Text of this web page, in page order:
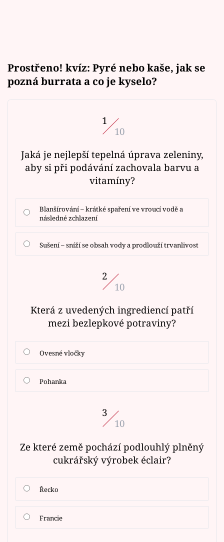
Prostřeno! kvíz: Pyré nebo kaše, jak se
pozná burrata a co je kyselo?
1
10
Jaká je nejlepší tepelná úprava zeleniny,
aby si při podávání zachovala barvu a
vitamíny?
Blanšírování – krátké spaření ve vroucí vodě a
následné zchlazení
Sušení – sníží se obsah vody a prodlouží trvanlivost
2
10
Která z uvedených ingrediencí patří
mezi bezlepkové potraviny?
Ovesné vločky
Pohanka
3
10
Ze které země pochází podlouhlý plněný
cukrářský výrobek éclair?
Řecko
Francie